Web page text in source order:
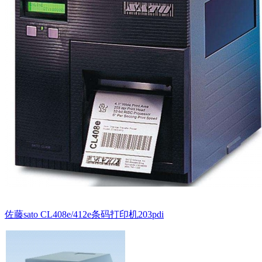
佐藤sato CL408e/412e条码打印机203pdi